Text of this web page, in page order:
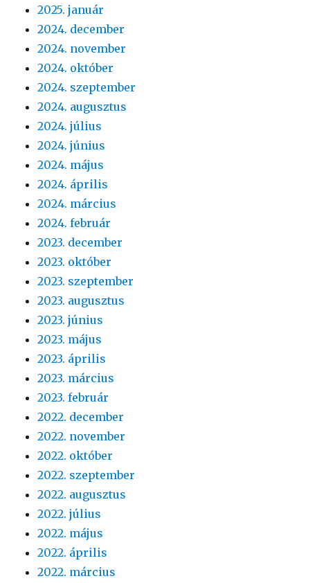
2025. január
2024. december
2024. november
2024. október
2024. szeptember
2024. augusztus
2024. július
2024. június
2024. május
2024. április
2024. március
2024. február
2023. december
2023. október
2023. szeptember
2023. augusztus
2023. június
2023. május
2023. április
2023. március
2023. február
2022. december
2022. november
2022. október
2022. szeptember
2022. augusztus
2022. július
2022. május
2022. április
2022. március